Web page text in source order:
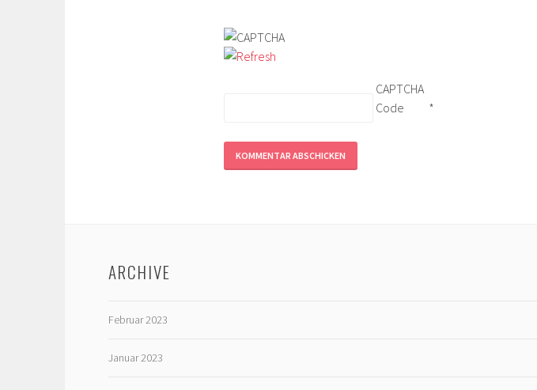
CAPTCHA
Code
*
ARCHIVE
Februar 2023
Januar 2023